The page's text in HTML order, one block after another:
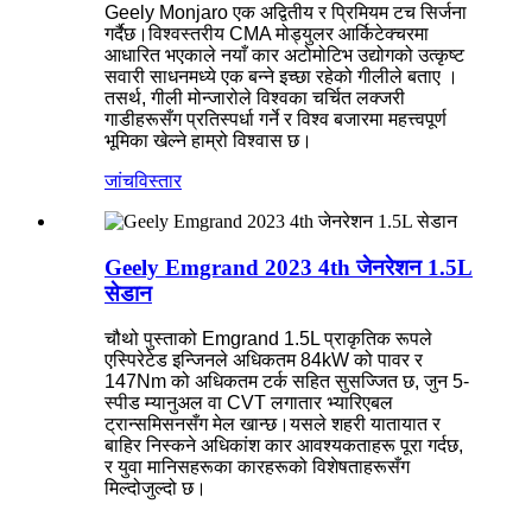
Geely Monjaro एक अद्वितीय र प्रिमियम टच सिर्जना
गर्दैछ।विश्वस्तरीय CMA मोड्युलर आर्किटेक्चरमा
आधारित भएकाले नयाँ कार अटोमोटिभ उद्योगको उत्कृष्ट
सवारी साधनमध्ये एक बन्ने इच्छा रहेको गीलीले बताए ।
तसर्थ, गीली मोन्जारोले विश्वका चर्चित लक्जरी
गाडीहरूसँग प्रतिस्पर्धा गर्ने र विश्व बजारमा महत्त्वपूर्ण
भूमिका खेल्ने हाम्रो विश्वास छ।
जांचविस्तार
Geely Emgrand 2023 4th जेनरेशन 1.5L
सेडान
चौथो पुस्ताको Emgrand 1.5L प्राकृतिक रूपले
एस्पिरेटेड इन्जिनले अधिकतम 84kW को पावर र
147Nm को अधिकतम टर्क सहित सुसज्जित छ, जुन 5-
स्पीड म्यानुअल वा CVT लगातार भ्यारिएबल
ट्रान्समिसनसँग मेल खान्छ।यसले शहरी यातायात र
बाहिर निस्कने अधिकांश कार आवश्यकताहरू पूरा गर्दछ,
र युवा मानिसहरूका कारहरूको विशेषताहरूसँग
मिल्दोजुल्दो छ।